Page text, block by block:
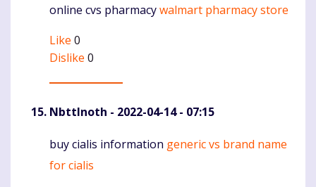
Komentaras
online cvs pharmacywalmart pharmacy store
Like 0
Dislike 0
NbttInoth - 2022-04-14 - 07:15
Komentaras
buy cialis information generic vs brand name
for cialis